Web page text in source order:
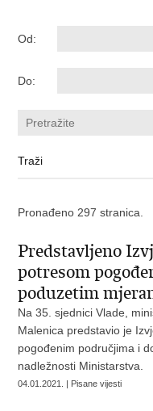
Od:
Do:
Pronađeno 297 stranica.
Predstavljeno
potresom
poduzetim
Na 35. sjednici Vlade,
Malenica predstavio je
pogođenim područjima i
nadležnosti Ministarstva.
04.01.2021. | Pisane vijesti